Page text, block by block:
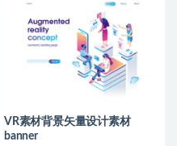
VR素材背景矢量设计素材
banner